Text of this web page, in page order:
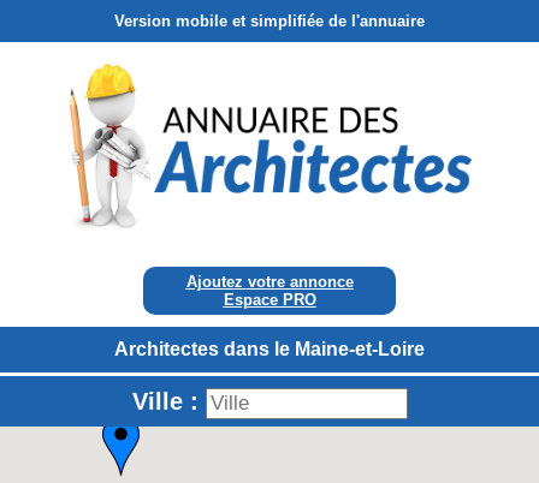
Version mobile et simplifiée de l'annuaire
Ajoutez votre annonce
Espace PRO
Architectes dans le Maine-et-Loire
Ville :